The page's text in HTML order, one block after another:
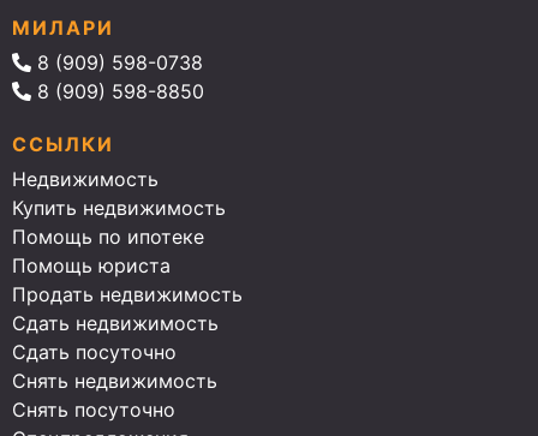
МИЛАРИ
8 (909) 598-0738
8 (909) 598-8850
ССЫЛКИ
Недвижимость
Купить недвижимость
Помощь по ипотеке
Помощь юриста
Продать недвижимость
Сдать недвижимость
Сдать посуточно
Снять недвижимость
Снять посуточно